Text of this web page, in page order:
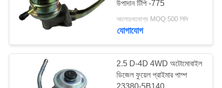
সম্পর্কে
উপাদান টিপি -775
আলোচনাযোগ্য MOQ:500 পিসি
যোগাযোগ
2.5 D-4D 4WD অটোমোবাইল
ডিজেল ফুয়েল প্রাইমার পাম্প
23380-5B140